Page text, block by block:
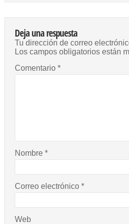
Deja una respuesta
Tu dirección de correo
Los campos obligatorios están
Comentario *
Nombre *
Correo electrónico *
Web